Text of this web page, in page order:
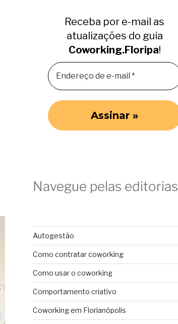
Receba por e-mail as
atualizações do guia
Coworking.Floripa!
Navegue pelas editorias
Autogestão
Como contratar coworking
Como usar o coworking
Comportamento criativo
Coworking em Florianópolis